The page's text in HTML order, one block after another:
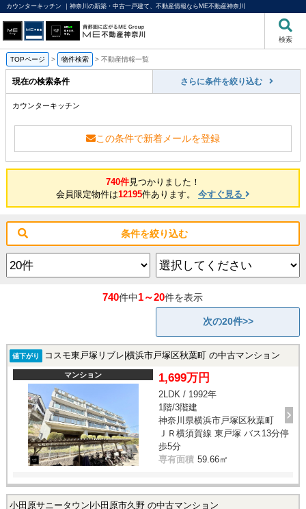
カウンターキッチン ｜神奈川の新築・中古一戸建て、不動産情報ならME不動産神奈川
検索
TOPページ > 物件検索 > 不動産情報一覧
現在の検索条件 さらに条件を絞り込む
カウンターキッチン
この条件で新着メールを登録
740件見つかりました！
会員限定物件は12195件あります。 今すぐ見る
条件を絞り込む
740件中1～20件を表示
次の20件>>
値下がり コスモ東戸塚リブレ|横浜市戸塚区秋葉町 の中古マンション
マンション 1,699万円
2LDK / 1992年
1階/3階建
神奈川県横浜市戸塚区秋葉町
ＪＲ横須賀線 東戸塚 バス13分停
歩5分
専有面積 59.66㎡
小田原サニータウン|小田原市久野 の中古マンション